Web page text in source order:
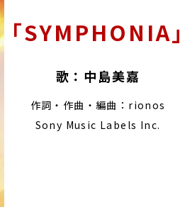
「SYMPHONIA」
歌：中島美嘉
作詞・作曲・編曲：rionos
Sony Music Labels Inc.